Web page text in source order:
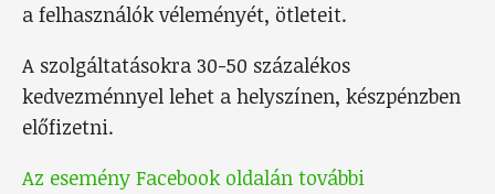
a felhasználók véleményét, ötleteit.
A szolgáltatásokra 30-50 százalékos
kedvezménnyel lehet a helyszínen, készpénzben
előfizetni.
Az esemény Facebook oldalán további